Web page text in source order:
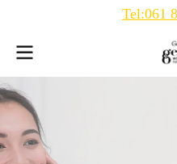
Tel:061